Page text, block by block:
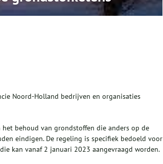
Noord-Holland bedrijven en organisaties
behoud van grondstoffen die anders op de
eindigen. De regeling is specifiek bedoeld voor
kan vanaf 2 januari 2023 aangevraagd worden.